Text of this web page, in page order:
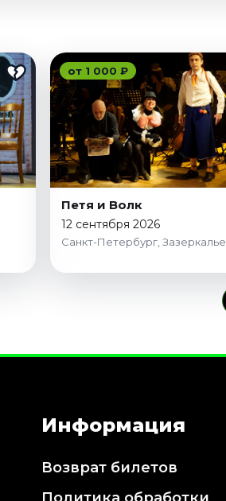
от 1 000 ₽
Петя и Волк
12 сентября 2026
Санкт-Петербург, Зазеркалье
Информация
Возврат билетов